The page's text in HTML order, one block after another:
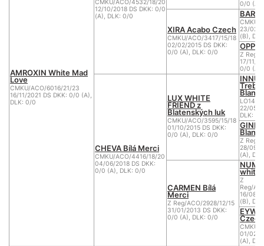
AMROXIN White Mad
Love
CMKU/ACO/6016/21/23
16/11/2021 DS DKK: 0/0 (A),
DLK: 0/0
CMKU/ACO/4532/18/20
12/10/2018 DS DKK: 0/0
(A), DLK: 0/0
0/0 (A),
XIRA Acabo Czech
CMKU/ACO/3417/15/18
02/02/2015 DS DKK:
0/0 (A), DLK: 0/0
CMKU/
23/02/
(B),
OPPI
Z Reg/
17/11/
0/0 (A),
CHEVA Bílá Merci
CMKU/ACO/4416/18/20
04/06/2018 DS DKK:
0/0 (A), DLK: 0/0
LUX WHITE
FRIEND z
Blatenských luk
CMKU/ACO/3595/15/18
01/10/2015 DS DKK:
0/0 (A), DLK: 0/0
Blanc
22/05/
DLK: 0
Z Reg/
28/09/
(A),
CARMEN Bílá
Merci
Z Reg/ACO/2928/12/15
31/01/2013 DS DKK:
0/0 (A), DLK: 0/0
white
Z
Reg/
16/08/
(B),
Czech
CMKU/
01/02/
(A),